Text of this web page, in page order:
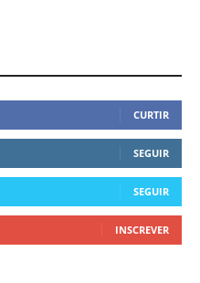
CURTIR
SEGUIR
SEGUIR
INSCREVER